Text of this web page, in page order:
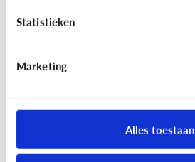
Statistieken
Marketing
Alles toestaan
reclamegames speelt?